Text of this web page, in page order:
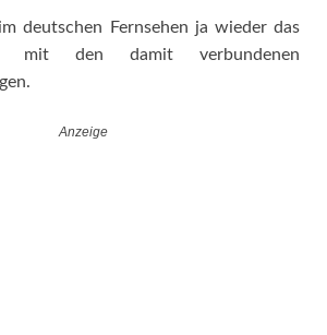
deutschen Fernsehen ja wieder das
mit den damit verbundenen